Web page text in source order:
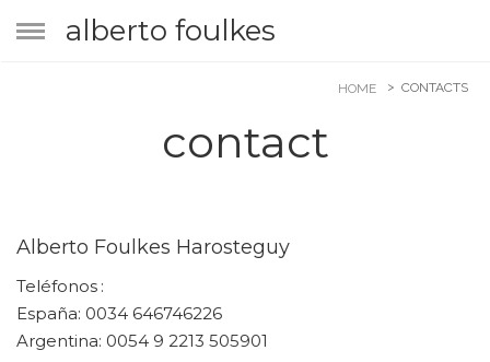
alberto foulkes
HOME CONTACTS
contact
Alberto Foulkes Harosteguy
Teléfonos
España: 0034 646746226
Argentina: 0054 9 2213 505901